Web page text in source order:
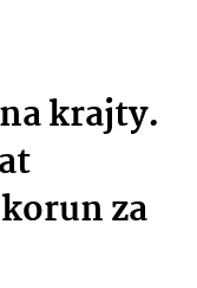
krajty.
za